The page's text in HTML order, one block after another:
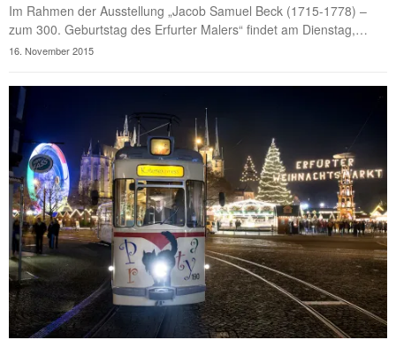
Im Rahmen der Ausstellung „Jacob Samuel Beck (1715-1778) –
zum 300. Geburtstag des Erfurter Malers“ findet am Dienstag,…
16. November 2015